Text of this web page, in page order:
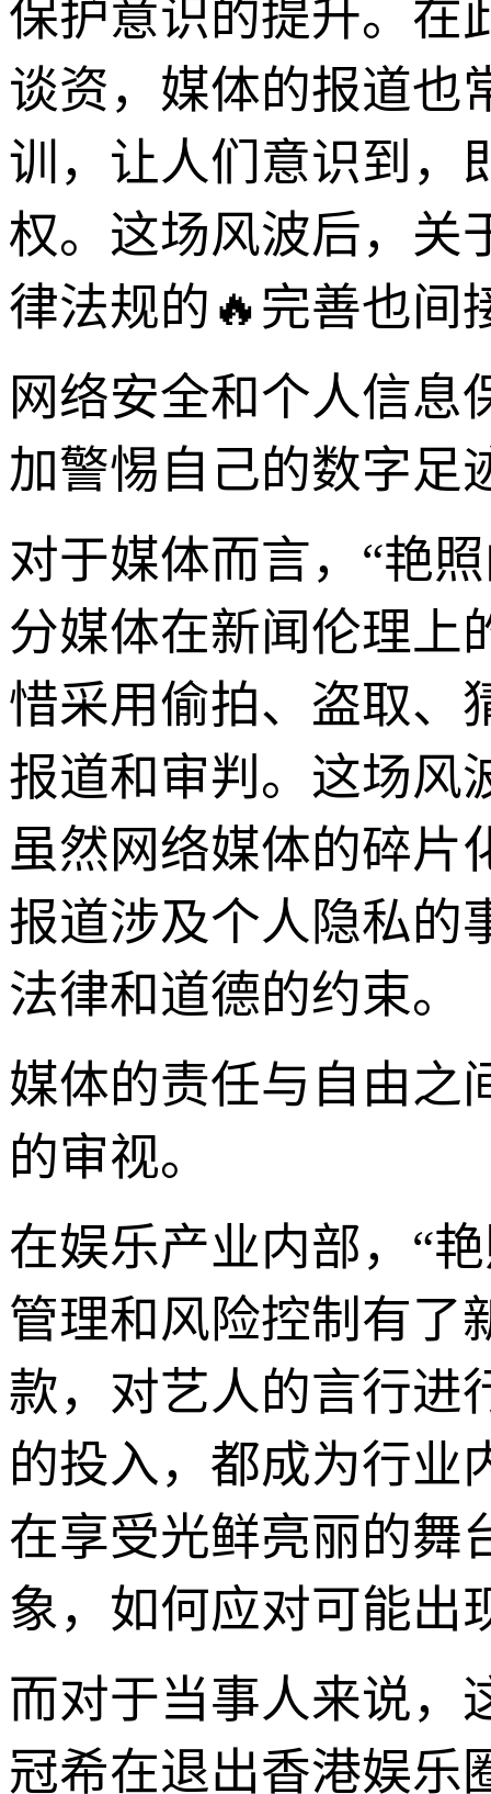
保护意识的提升。在
谈资，媒体的报道也
训，让人们意识到，
权。这场风波后，关
律法规的🔥完善也间
网络安全和个人信息
加警惕自己的数字足
对于媒体而言，“艳
分媒体在新闻伦理上
惜采用偷拍、盗取、
报道和审判。这场风
虽然网络媒体的碎片
报道涉及个人隐私的
法律和道德的约束。
媒体的责任与自由之
的审视。
在娱乐产业内部，“
管理和风险控制有了
款，对艺人的言行进
的投入，都成为行业
在享受光鲜亮丽的舞
象，如何应对可能出
而对于当事人来说，
冠希在退出香港娱乐